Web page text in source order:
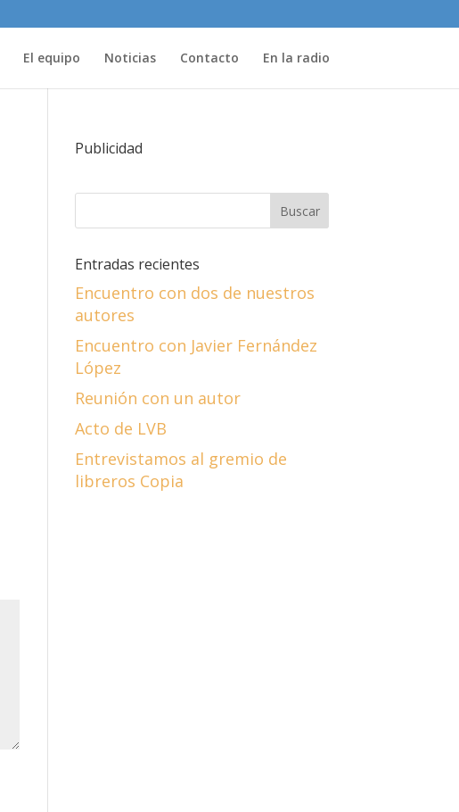
El equipo Noticias Contacto En la radio
Publicidad
Entradas recientes
Encuentro con dos de nuestros
autores
Encuentro con Javier Fernández
López
Reunión con un autor
Acto de LVB
Entrevistamos al gremio de
libreros Copia